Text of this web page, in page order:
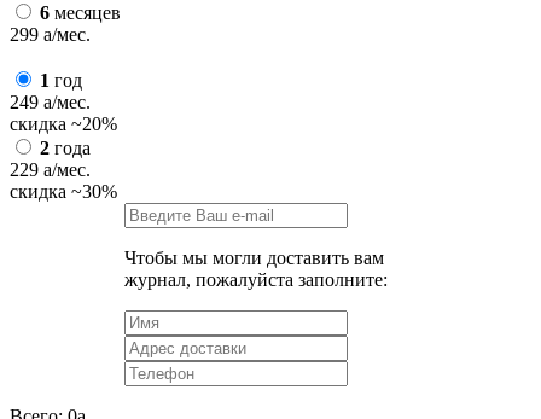
6 месяцев
299 a/мес.
1 год
249 a/мес.
скидка ~20%
2 года
229 a/мес.
скидка ~30%
Чтобы мы могли доставить вам
журнал, пожалуйста заполните: